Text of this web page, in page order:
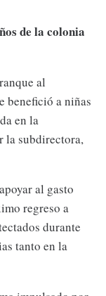
de la colonia
al
benefició a niñas
en la
la subdirectora,
al gasto
regreso a
durante
tanto en la